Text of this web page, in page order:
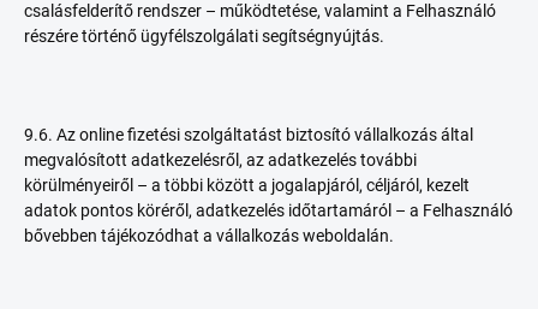
csalásfelderítő rendszer – működtetése, valamint a Felhasználó
részére történő ügyfélszolgálati segítségnyújtás.
9.6. Az online fizetési szolgáltatást biztosító vállalkozás által
megvalósított adatkezelésről, az adatkezelés további
körülményeiről – a többi között a jogalapjáról, céljáról, kezelt
adatok pontos köréről, adatkezelés időtartamáról – a Felhasználó
bővebben tájékozódhat a vállalkozás weboldalán.